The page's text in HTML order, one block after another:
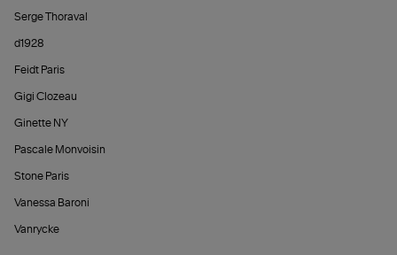
Serge Thoraval
d1928
Feidt Paris
Gigi Clozeau
Ginette NY
Pascale Monvoisin
Stone Paris
Vanessa Baroni
Vanrycke